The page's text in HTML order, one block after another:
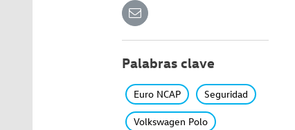
Palabras clave
Euro NCAP Seguridad
Volkswagen Polo